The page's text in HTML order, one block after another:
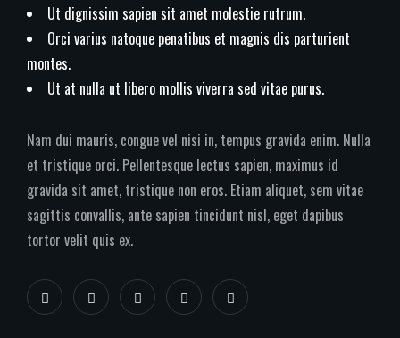
Ut dignissim sapien sit amet molestie rutrum.
Orci varius natoque penatibus et magnis dis parturient
montes.
Ut at nulla ut libero mollis viverra sed vitae purus.
Nam dui mauris, congue vel nisi in, tempus gravida enim. Nulla
et tristique orci. Pellentesque lectus sapien, maximus id
gravida sit amet, tristique non eros. Etiam aliquet, sem vitae
sagittis convallis, ante sapien tincidunt nisl, eget dapibus
tortor velit quis ex.